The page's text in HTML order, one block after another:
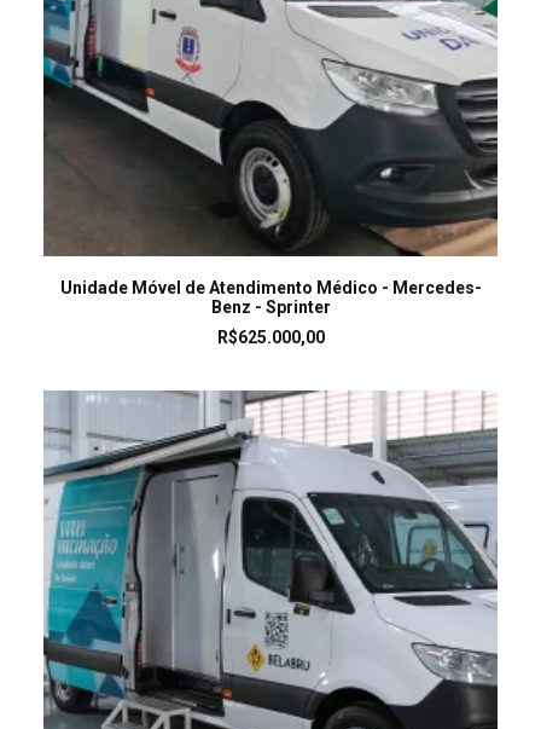
LEIA MAIS
Unidade Móvel de Atendimento Médico - Mercedes-
Benz - Sprinter
R$625.000,00